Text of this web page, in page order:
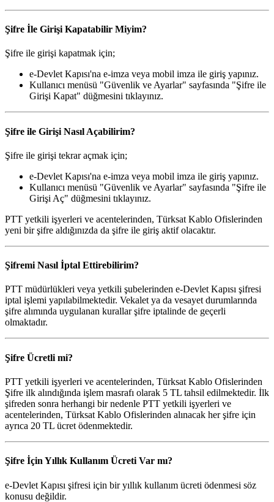
Şifre İle Girişi Kapatabilir Miyim?
Şifre ile girişi kapatmak için;
e-Devlet Kapısı'na e-imza veya mobil imza ile giriş yapınız.
Kullanıcı menüsü "Güvenlik ve Ayarlar" sayfasında "Şifre ile
Girişi Kapat" düğmesini tıklayınız.
Şifre ile Girişi Nasıl Açabilirim?
Şifre ile girişi tekrar açmak için;
e-Devlet Kapısı'na e-imza veya mobil imza ile giriş yapınız.
Kullanıcı menüsü "Güvenlik ve Ayarlar" sayfasında "Şifre ile
Girişi Aç" düğmesini tıklayınız.
PTT yetkili işyerleri ve acentelerinden, Türksat Kablo Ofislerinden
yeni bir şifre aldığınızda da şifre ile giriş aktif olacaktır.
Şifremi Nasıl İptal Ettirebilirim?
PTT müdürlükleri veya yetkili şubelerinden e-Devlet Kapısı şifresi
iptal işlemi yapılabilmektedir. Vekalet ya da vesayet durumlarında
şifre alımında uygulanan kurallar şifre iptalinde de geçerli
olmaktadır.
Şifre Ücretli mi?
PTT yetkili işyerleri ve acentelerinden, Türksat Kablo Ofislerinden
Şifre ilk alındığında işlem masrafı olarak 5 TL tahsil edilmektedir. İlk
şifreden sonra herhangi bir nedenle PTT yetkili işyerleri ve
acentelerinden, Türksat Kablo Ofislerinden alınacak her şifre için
ayrıca 20 TL ücret ödenmektedir.
Şifre İçin Yıllık Kullanım Ücreti Var mı?
e-Devlet Kapısı şifresi için bir yıllık kullanım ücreti ödenmesi söz
konusu değildir.